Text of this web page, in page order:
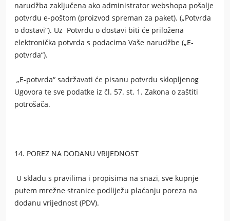
narudžba zaključena ako administrator webshopa pošalje
potvrdu e-poštom (proizvod spreman za paket). („Potvrda
o dostavi“). Uz Potvrdu o dostavi biti će priložena
elektronička potvrda s podacima Vaše narudžbe („E-
potvrda“).
„E-potvrda“ sadržavati će pisanu potvrdu sklopljenog
Ugovora te sve podatke iz čl. 57. st. 1. Zakona o zaštiti
potrošača.
14. POREZ NA DODANU VRIJEDNOST
U skladu s pravilima i propisima na snazi, sve kupnje
putem mrežne stranice podliježu plaćanju poreza na
dodanu vrijednost (PDV).